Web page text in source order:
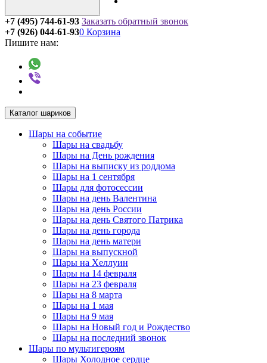
+7 (495) 744-61-93 Заказать обратный звонок
+7 (926) 044-61-93
Пишите нам:
0 Корзина
Каталог шариков
Шары на событие
Шары на свадьбу
Шары на День рождения
Шары на выписку из роддома
Шары на 1 сентября
Шары для фотосессии
Шары на день Валентина
Шары на день России
Шары на день Святого Патрика
Шары на день города
Шары на день матери
Шары на выпускной
Шары на Хеллуин
Шары на 14 февраля
Шары на 23 февраля
Шары на 8 марта
Шары на 1 мая
Шары на 9 мая
Шары на Новый год и Рождество
Шары на последний звонок
Шары по мультигероям
Шары Холодное сердце